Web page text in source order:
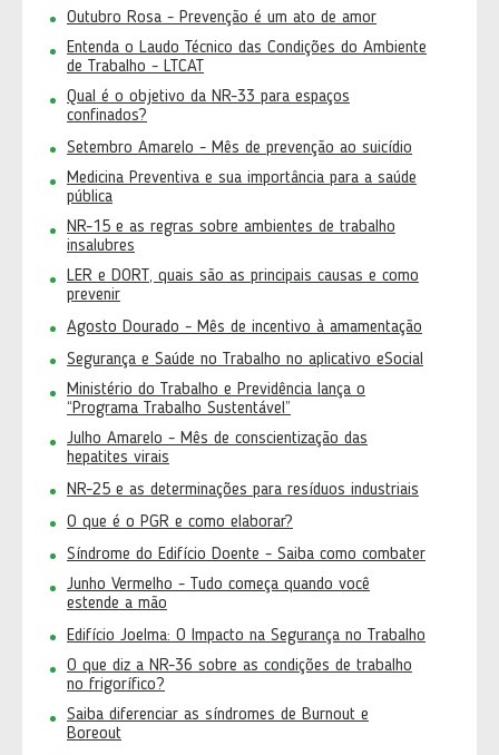
Outubro Rosa - Prevenção é um ato de amor
Entenda o Laudo Técnico das Condições do Ambiente
de Trabalho - LTCAT
Qual é o objetivo da NR-33 para espaços
confinados?
Setembro Amarelo - Mês de prevenção ao suicídio
Medicina Preventiva e sua importância para a saúde
pública
NR-15 e as regras sobre ambientes de trabalho
insalubres
LER e DORT, quais são as principais causas e como
prevenir
Agosto Dourado - Mês de incentivo à amamentação
Segurança e Saúde no Trabalho no aplicativo eSocial
Ministério do Trabalho e Previdência lança o
“Programa Trabalho Sustentável”
Julho Amarelo - Mês de conscientização das
hepatites virais
NR-25 e as determinações para resíduos industriais
O que é o PGR e como elaborar?
Síndrome do Edifício Doente - Saiba como combater
Junho Vermelho - Tudo começa quando você
estende a mão
Edifício Joelma: O Impacto na Segurança no Trabalho
O que diz a NR-36 sobre as condições de trabalho
no frigorífico?
Saiba diferenciar as síndromes de Burnout e
Boreout